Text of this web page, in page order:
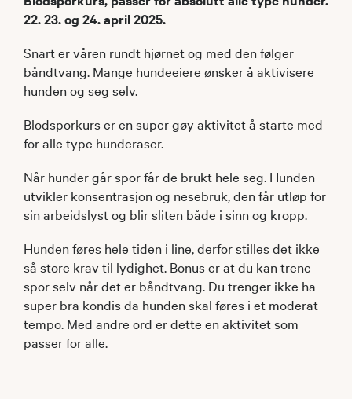
22. 23. og 24. april 2025.
Snart er våren rundt hjørnet og med den følger
båndtvang. Mange hundeeiere ønsker å aktivisere
hunden og seg selv.
Blodsporkurs er en super gøy aktivitet å starte med
for alle type hunderaser.
Når hunder går spor får de brukt hele seg. Hunden
utvikler konsentrasjon og nesebruk, den får utløp for
sin arbeidslyst og blir sliten både i sinn og kropp.
Hunden føres hele tiden i line, derfor stilles det ikke
så store krav til lydighet. Bonus er at du kan trene
spor selv når det er båndtvang. Du trenger ikke ha
super bra kondis da hunden skal føres i et moderat
tempo. Med andre ord er dette en aktivitet som
passer for alle.